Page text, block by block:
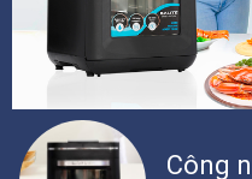
Công